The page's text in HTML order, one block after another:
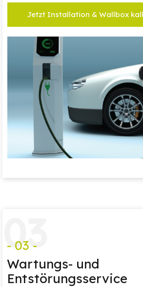
Jetzt Installation & Wallbox
03
- 03 -
Wartungs- und
Entstörungsservice